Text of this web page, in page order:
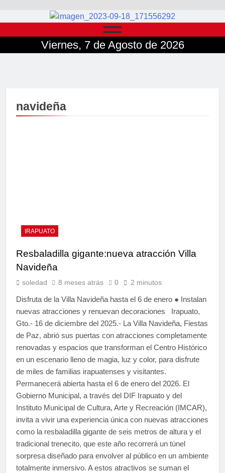
Viernes, 7 de Agosto de 2026
navideña
IRAPUATO
Resbaladilla gigante:nueva atracción Villa
Navideña
soledad 8 meses atrás 0 2 minutos
Disfruta de la Villa Navideña hasta el 6 de enero ● Instalan
nuevas atracciones y renuevan decoraciones Irapuato,
Gto.- 16 de diciembre del 2025.- La Villa Navideña, Fiestas
de Paz, abrió sus puertas con atracciones completamente
renovadas y espacios que transforman el Centro Histórico
en un escenario lleno de magia, luz y color, para disfrute
de miles de familias irapuatenses y visitantes.
Permanecerá abierta hasta el 6 de enero del 2026. El
Gobierno Municipal, a través del DIF Irapuato y del
Instituto Municipal de Cultura, Arte y Recreación (IMCAR),
invita a vivir una experiencia única con nuevas atracciones
como la resbaladilla gigante de seis metros de altura y el
tradicional trenecito, que este año recorrerá un túnel
sorpresa diseñado para envolver al público en un ambiente
totalmente inmersivo. A estos atractivos se suman el